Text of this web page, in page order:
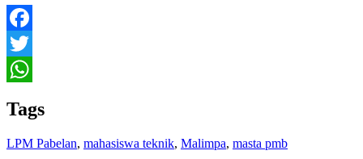
Facebook
Twitter
Tags
LPM Pabelan, mahasiswa teknik, Malimpa, masta pmb